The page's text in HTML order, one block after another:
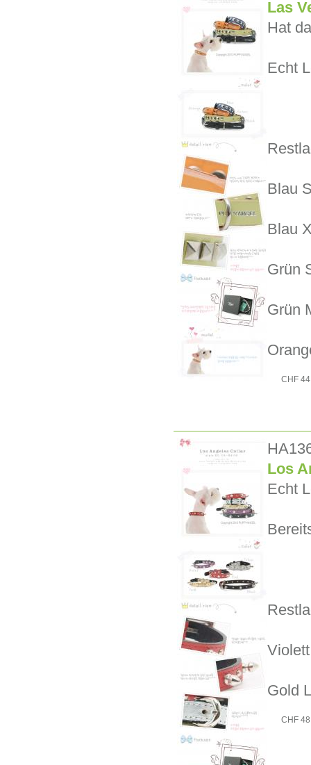
Las
Hat
Echt
Blau
Blau
Grün
Grün
CHF
Los
Echt
Gold
CHF